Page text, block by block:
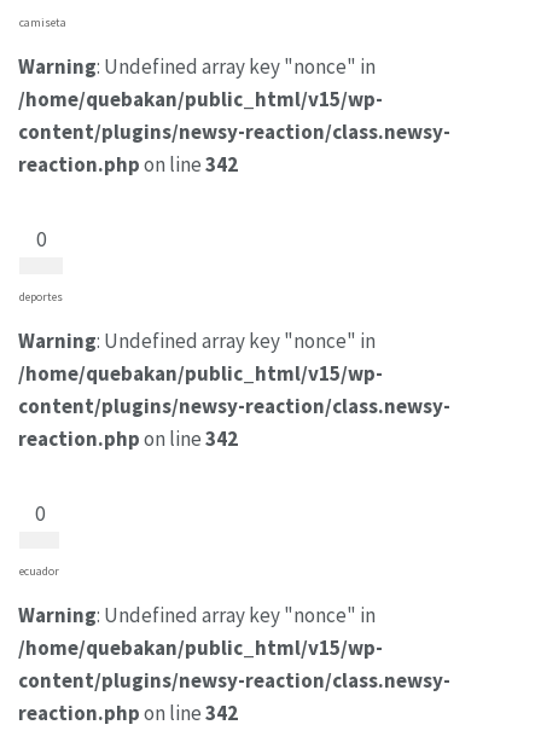
camiseta
Warning: Undefined array key "nonce" in
/home/quebakan/public_html/v15/wp-
content/plugins/newsy-reaction/class.newsy-
reaction.phpon line342
0
deportes
Warning: Undefined array key "nonce" in
/home/quebakan/public_html/v15/wp-
content/plugins/newsy-reaction/class.newsy-
reaction.phpon line342
0
ecuador
Warning: Undefined array key "nonce" in
/home/quebakan/public_html/v15/wp-
content/plugins/newsy-reaction/class.newsy-
reaction.phpon line342